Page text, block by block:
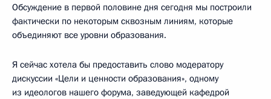
Обсуждение в первой половине дня сегодня мы построили
фактически по некоторым сквозным линиям, которые
объединяют все уровни образования.
Я сейчас хотела бы предоставить слово модератору
дискуссии «Цели и ценности образования», одному
из идеологов нашего форума, заведующей кафедрой